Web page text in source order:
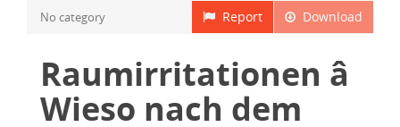
Download
Report
No category
Raumirritationen â
Wieso nach dem